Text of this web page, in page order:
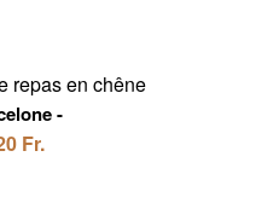
repas en chêne
Fr.